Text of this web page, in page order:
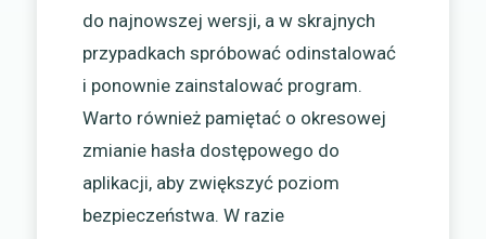
do najnowszej wersji, a w skrajnych
przypadkach spróbować odinstalować
i ponownie zainstalować program.
Warto również pamiętać o okresowej
zmianie hasła dostępowego do
aplikacji, aby zwiększyć poziom
bezpieczeństwa. W razie